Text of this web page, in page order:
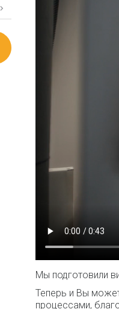
Мы подготовили
Теперь и Вы
процессами,